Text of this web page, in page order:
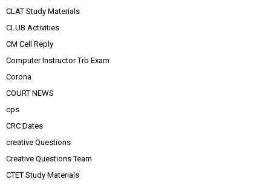
CLAT Study Materials
CLUB Activities
CM Cell Reply
Computer Instructor Trb Exam
Corona
COURT NEWS
cps
CRC Dates
creative Questions
Creative Questions Team
CTET Study Materials